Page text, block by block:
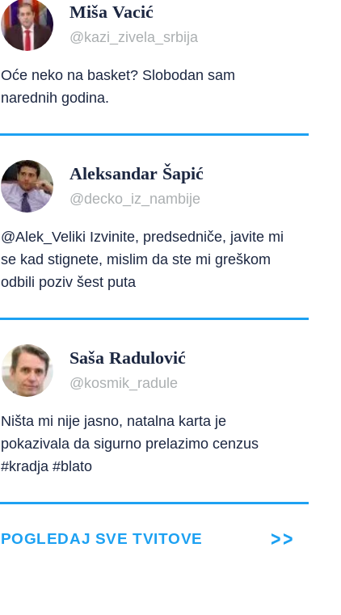
Miša Vacić
@kazi_zivela_srbija
Oće neko na basket? Slobodan sam
narednih godina.
Aleksandar Šapić
@decko_iz_nambije
@Alek_Veliki Izvinite, predsedniče, javite mi
se kad stignete, mislim da ste mi greškom
odbili poziv šest puta
Saša Radulović
@kosmik_radule
Ništa mi nije jasno, natalna karta je
pokazivala da sigurno prelazimo cenzus
#kradja #blato
POGLEDAJ SVE TVITOVE